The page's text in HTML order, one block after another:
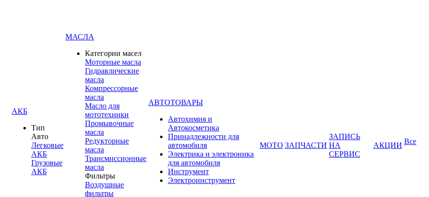
АКБ
Тип
Авто
Легковые
АКБ
Грузовые
АКБ
МАСЛА
Категории масел
Моторные масла
Гидравлические
масла
Компрессорные
масла
Масло для
мототехники
Промывочные
масла
Редукторные
масла
Трансмиссионные
масла
Фильтры
Воздушные
фильтры
АВТОТОВАРЫ
Автохимия и
Автокосметика
Принадлежности для
автомобиля
Электрика и электроника
для автомобиля
Инструмент
Электроинструмент
МОТО ЗАПЧАСТИ
ЗАПИСЬ
НА
СЕРВИС
АКЦИИ Все